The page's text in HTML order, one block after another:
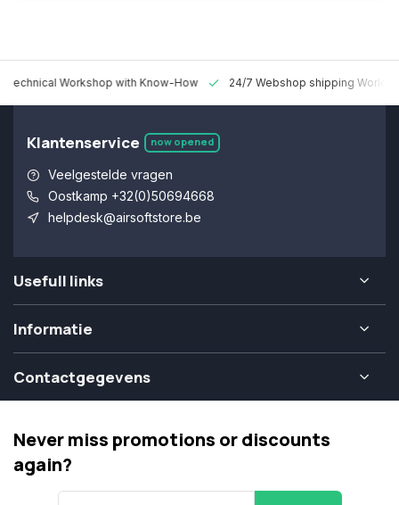
Technical Workshop with Know-How 24/7 Webshop shipping
Klantenservice now opened
Veelgestelde vragen
Oostkamp +32(0)50694668
helpdesk@airsoftstore.be
Usefull links
Informatie
Contactgegevens
Never miss promotions or discounts
again?